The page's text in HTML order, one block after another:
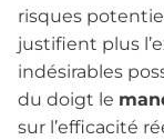
risques
justifient plus
indésirables
du doigt le
sur l’efficacité